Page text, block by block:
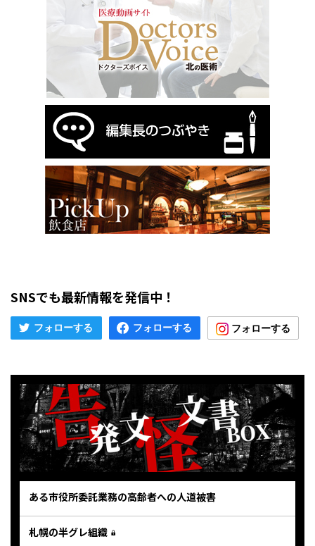
SNSでも最新情報を発信中！
ある市役所委託業務の高齢者への人道被害
札幌の半グレ組織